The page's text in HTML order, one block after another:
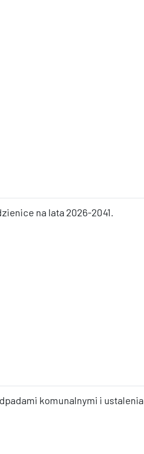
na lata 2026-2041.
komunalnymi i ustalenia